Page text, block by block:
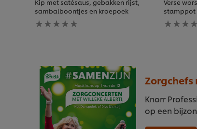
Kip met satésaus, gebakken rijst,
sambalboontjes en kroepoek
Geen
beoordelingen
Verse
stamppot
Geen
Zorgchefs
Knorr
op een